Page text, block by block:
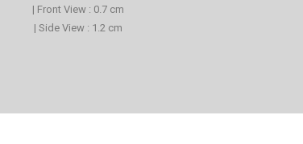
| Front View : 0.7 cm
| Side View : 1.2 cm